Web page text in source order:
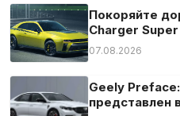
Покоряйте
Charger
07.08.2026
Geely
представлен